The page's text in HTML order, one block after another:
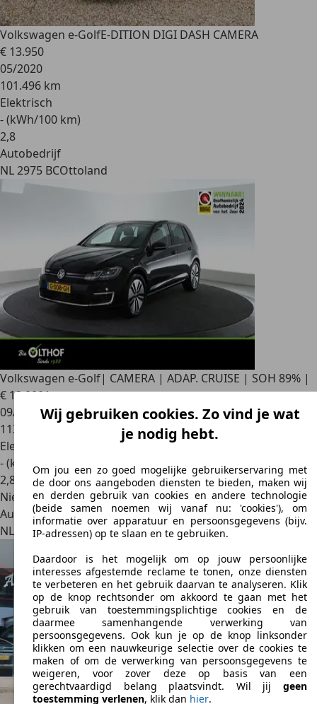
Volkswagen e-GolfE-DITION DIGI DASH CAMERA
€ 13.950
05/2020
101.496 km
Elektrisch
- (kWh/100 km)
2,8
Autobedrijf
NL 2975 BCOttoland
Volkswagen e-Golf| CAMERA | ADAP. CRUISE | SOH 89% |
€ 13.0001
09/2019
113.262 km
Elektrisch
- (kWh/100 km)
2,8
Nieuw
Autobedrijf
NL 7443 RMNijverdal
Wij gebruiken cookies. Zo vind je wat
je nodig hebt.
Om jou een zo goed mogelijke gebruikerservaring met
de door ons aangeboden diensten te bieden, maken wij
en derden gebruik van cookies en andere technologie
(beide samen noemen wij vanaf nu: 'cookies'), om
informatie over apparatuur en persoonsgegevens (bijv.
IP-adressen) op te slaan en te gebruiken.
Daardoor is het mogelijk om op jouw persoonlijke
interesses afgestemde reclame te tonen, onze diensten
te verbeteren en het gebruik daarvan te analyseren. Klik
op de knop rechtsonder om akkoord te gaan met het
gebruik van toestemmingsplichtige cookies en de
daarmee samenhangende verwerking van
persoonsgegevens. Ook kun je op de knop linksonder
klikken om een nauwkeurige selectie over de cookies te
maken of om de verwerking van persoonsgegevens te
weigeren, voor zover deze op basis van een
gerechtvaardigd belang plaatsvindt. Wil jij geen
toestemming verlenen, klik dan hier.